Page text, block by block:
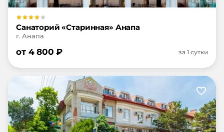
Санаторий «Старинная» Анапа
г. Анапа
от 4 800 ₽ за 1 сутки